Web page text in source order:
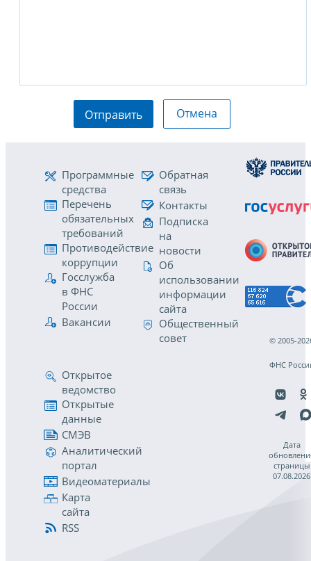
Отправить Отмена
Программные
средства
Перечень
обязательных
требований
Противодействие
коррупции
Госслужба
в ФНС
России
Вакансии
Обратная
связь
Контакты
Подписка
на
новости
Об
использовании
информации
сайта
Общественный
совет
Открытое
ведомство
Открытые
данные
СМЭВ
Аналитический
портал
Видеоматериалы
Карта
сайта
RSS
© 2005-
ФНС
Дата
страницы
07.08.2026